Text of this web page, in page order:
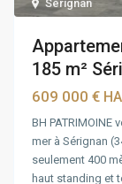
Sérignan
185 m²
609 000 €
BH
mer à Sérignan
seulement 400
haut standing et